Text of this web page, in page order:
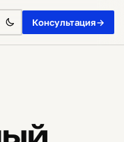
Консультация→